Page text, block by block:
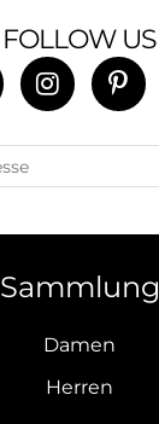
FOLLOW US
Sammlung
Damen
Herren